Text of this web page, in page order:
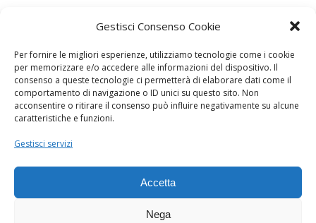
Gestisci Consenso Cookie
Per fornire le migliori esperienze, utilizziamo tecnologie come i cookie
per memorizzare e/o accedere alle informazioni del dispositivo. Il
consenso a queste tecnologie ci permetterà di elaborare dati come il
comportamento di navigazione o ID unici su questo sito. Non
acconsentire o ritirare il consenso può influire negativamente su alcune
caratteristiche e funzioni.
Gestisci servizi
Accetta
Nega
rinnovabile che agiscono collettivamente, fiscalità ed
ramatogelsuGruppo di autoconsumatori di energia
rinnovabile che agiscono collettivamente, fiscalità ed
incentivi: una breve analisi
consorzio per la produzione di energia elettrica